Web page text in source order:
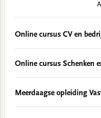
Online cursus CV en
Online cursus Schenken
Meerdaagse opleiding